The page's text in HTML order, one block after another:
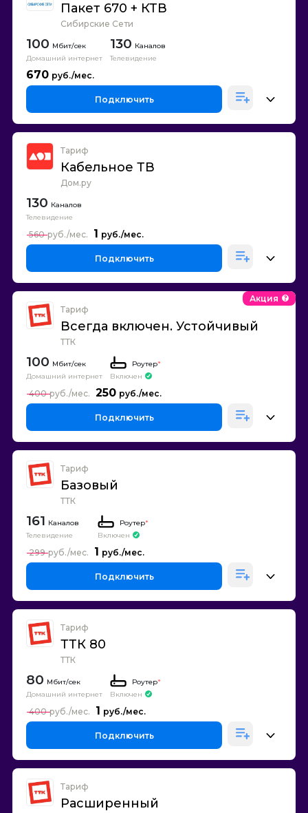
Пакет 670 + КТВ
Сибирские Сети
100
Домашний интернет
130 Каналов
Телевидение
670
Подключить
Тариф
Кабельное ТВ
Дом.ру
130 Каналов
Телевидение
1
560
Подключить
Тариф
Всегда включен. Устойчивый
ТТК
Акция
100
Домашний интернет
Роутер*
Включен
250
400
Подключить
Тариф
Базовый
ТТК
161 Каналов
Телевидение
Роутер*
Включен
1
299
Подключить
Тариф
ТТК 80
ТТК
80
Домашний интернет
Роутер*
Включен
1
400
Подключить
Тариф
Расширенный